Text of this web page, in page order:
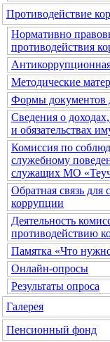
Противодействие
Нормативно
противодействия
Методические
Формы документов
Сведения о
и обязательствах
Комиссия по
служебному
служащих МО
Обратная связь
коррупции
Деятельность
противодействию
Памятка «Что
Онлайн-опросы
Результаты опроса
Галерея
Пенсионный фонд